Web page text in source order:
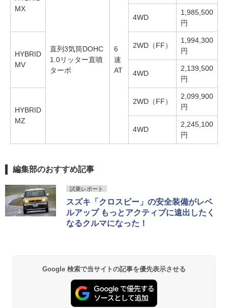
MX
直列3気筒DOHC
1.0リッター直噴
ターボ
6
速
AT
4WD
1,985,500
円
HYBRID
MV
2WD（FF）
1,994,300
円
4WD
2,139,500
円
HYBRID
MZ
2WD（FF）
2,099,900
円
4WD
2,245,100
円
編集部のおすすめ記事
試乗レポート
スズキ「クロスビー」の安全装備がレベ
ルアップ もっとアクティブに遠出したく
なるクルマになった！
Google 検索で当サイトの記事を優先表示させる